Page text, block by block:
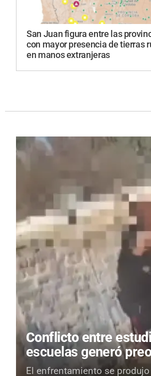
San Juan figura entre las
con mayor presencia de tierras
en manos extranjeras
Conflicto entre
escuelas generó
El enfrentamiento se